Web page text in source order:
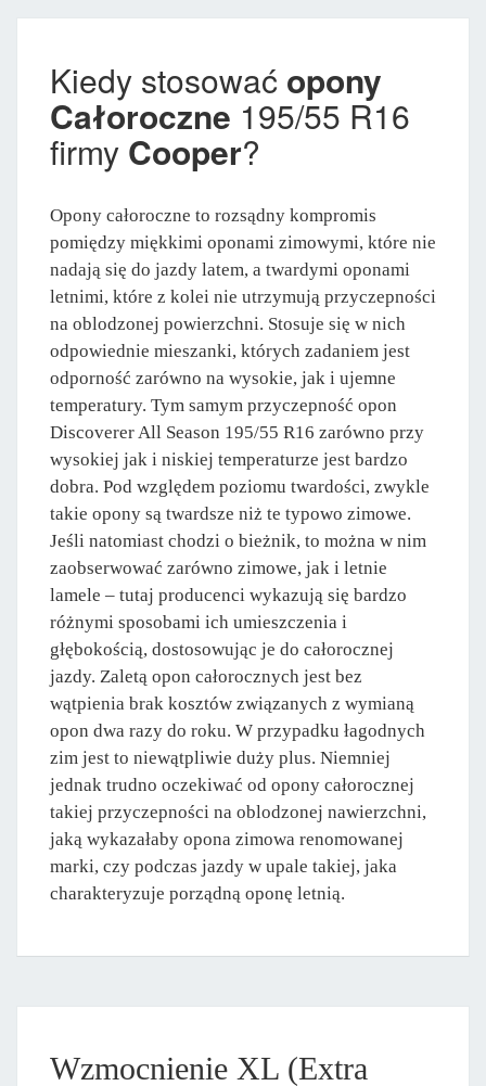
Kiedy stosować opony
Całoroczne 195/55 R16
firmy Cooper?
Opony całoroczne to rozsądny kompromis
pomiędzy miękkimi oponami zimowymi, które nie
nadają się do jazdy latem, a twardymi oponami
letnimi, które z kolei nie utrzymują przyczepności
na oblodzonej powierzchni. Stosuje się w nich
odpowiednie mieszanki, których zadaniem jest
odporność zarówno na wysokie, jak i ujemne
temperatury. Tym samym przyczepność opon
Discoverer All Season 195/55 R16 zarówno przy
wysokiej jak i niskiej temperaturze jest bardzo
dobra. Pod względem poziomu twardości, zwykle
takie opony są twardsze niż te typowo zimowe.
Jeśli natomiast chodzi o bieżnik, to można w nim
zaobserwować zarówno zimowe, jak i letnie
lamele – tutaj producenci wykazują się bardzo
różnymi sposobami ich umieszczenia i
głębokością, dostosowując je do całorocznej
jazdy. Zaletą opon całorocznych jest bez
wątpienia brak kosztów związanych z wymianą
opon dwa razy do roku. W przypadku łagodnych
zim jest to niewątpliwie duży plus. Niemniej
jednak trudno oczekiwać od opony całorocznej
takiej przyczepności na oblodzonej nawierzchni,
jaką wykazałaby opona zimowa renomowanej
marki, czy podczas jazdy w upale takiej, jaka
charakteryzuje porządną oponę letnią.
Wzmocnienie XL (Extra